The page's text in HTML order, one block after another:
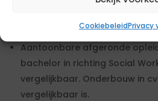
CookiebeleidPrivacy
cv als één document
Aantoonbare afgeronde
bachelor in richting Social
vergelijkbaar. Onderbouw in
vergelijkbaar is.